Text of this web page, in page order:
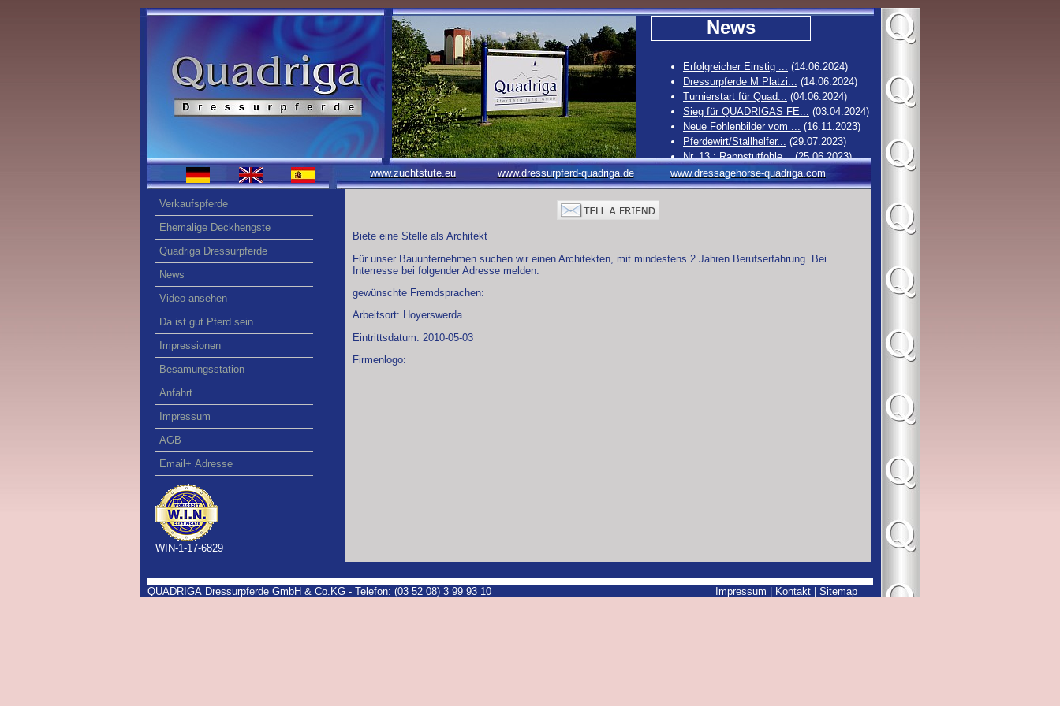
News
Erfolgreicher Einstig ... (14.06.2024)
Dressurpferde M Platzi... (14.06.2024)
Turnierstart für Quad... (04.06.2024)
Sieg für QUADRIGAS FE... (03.04.2024)
Neue Fohlenbilder vom ... (16.11.2023)
Pferdewirt/Stallhelfer... (29.07.2023)
Nr. 13 : Rappstutfohle...(25.06.2023)
Nr. 12 : Hengstfohlen ...(19.06.2023)
Nr. 11 : Stutfohlen vo...(16.06.2023)
Verkaufspferde
Ehemalige Deckhengste
Quadriga Dressurpferde
News
Video ansehen
Da ist gut Pferd sein
Impressionen
Besamungsstation
Anfahrt
Impressum
AGB
Email+ Adresse
WIN-1-17-6829
www.zuchtstute.eu www.dressurpferd-quadriga.de www.dressagehorse-quadriga.com
Biete eine Stelle als Architekt
Für unser Bauunternehmen suchen wir einen Architekten, mit mindestens 2 Jahren Berufserfahrung. Bei
Interresse bei folgender Adresse melden:
gewünschte Fremdsprachen:
Arbeitsort: Hoyerswerda
Eintrittsdatum: 2010-05-03
Firmenlogo:
QUADRIGA Dressurpferde GmbH & Co.KG - Telefon: (03 52 08) 3 99 93 10 Impressum Kontakt Sitemap